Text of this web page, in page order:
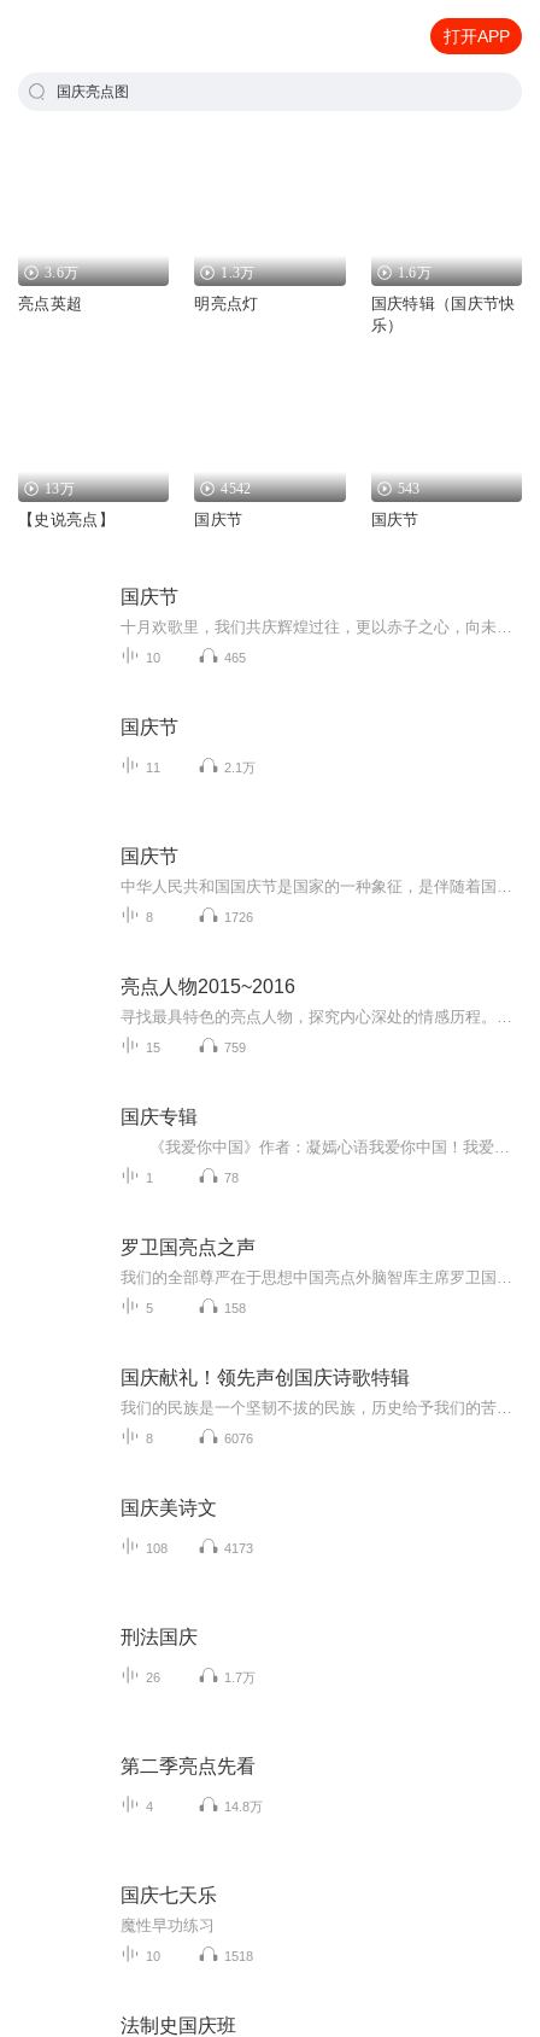
打开APP
国庆亮点图
3.6万
亮点英超
1.3万
明亮点灯
1.6万
国庆特辑（国庆节快
乐）
13万
【史说亮点】
4542
国庆节
543
国庆节
国庆节
10 465
国庆节
11 2.1万
国庆节
8 1726
亮点人物2015~2016
15 759
国庆专辑
1 78
罗卫国亮点之声
5 158
国庆献礼！领先声创国庆诗歌特辑
8 6076
国庆美诗文
108 4173
刑法国庆
26 1.7万
第二季亮点先看
4 14.8万
国庆七天乐
魔性早功练习
10 1518
法制史国庆班